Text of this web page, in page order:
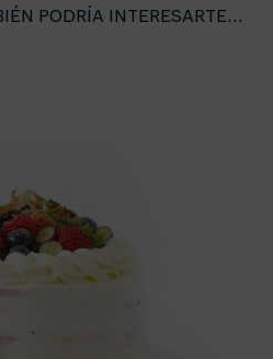
PODRÍA INTERESARTE...